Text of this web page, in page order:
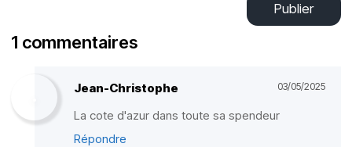
Publier
1 commentaires
Jean-Christophe 03/05/2025
La cote d'azur dans toute sa spendeur
Répondre